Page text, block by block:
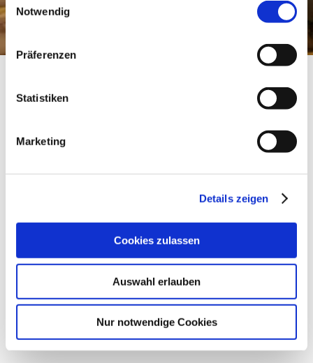
Notwendig
Präferenzen
Statistiken
Marketing
Details zeigen
Cookies zulassen
Auswahl erlauben
Nur notwendige Cookies
Weingut Dechent
Weingut Dechent
Auf dem Römer 9
Saulheim
Tel:(0049) 6732 2128
E-Mail:info@weingut-dechent.de
http://www.weingut-dechent.de